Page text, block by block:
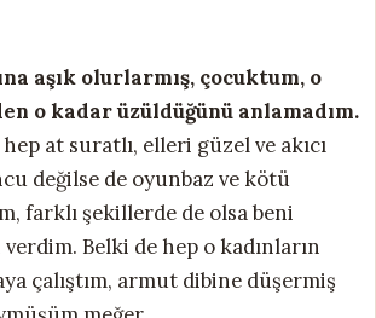
aşık olurlarmış, çocuktum, o
o kadar üzüldüğünü anlamadım.
at suratlı, elleri güzel ve akıcı
değilse de oyunbaz ve kötü
farklı şekillerde de olsa beni
Belki de hep o kadınların
çalıştım, armut dibine düşermiş